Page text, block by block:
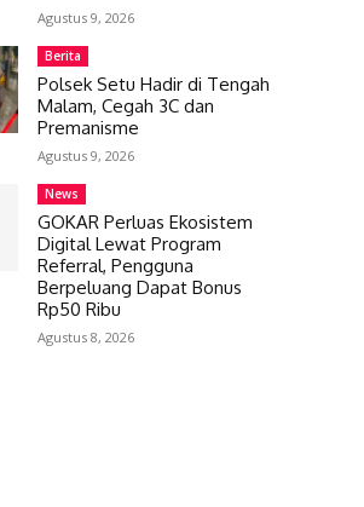
Agustus 9, 2026
Berita
Polsek Setu Hadir di Tengah
Malam, Cegah 3C dan
Premanisme
Agustus 9, 2026
News
GOKAR Perluas Ekosistem
Digital Lewat Program
Referral, Pengguna
Berpeluang Dapat Bonus
Rp50 Ribu
Agustus 8, 2026